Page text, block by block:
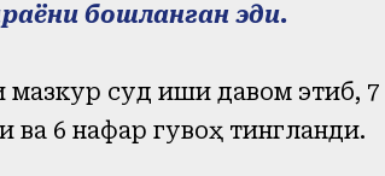
бошланган эди.
мазкур суд иши давом этиб,
ва 6 нафар гувоҳ тингланди.